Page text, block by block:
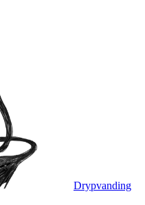
Drypvanding